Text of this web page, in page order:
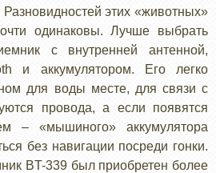
этих «животных»
одинаковы. Лучше выбрать
с внутренней антенной,
и аккумулятором. Его легко
для воды месте, для связи с
провода, а если появятся
– «мышиного» аккумулятора
без навигации посреди гонки.
BT-339 был приобретен более